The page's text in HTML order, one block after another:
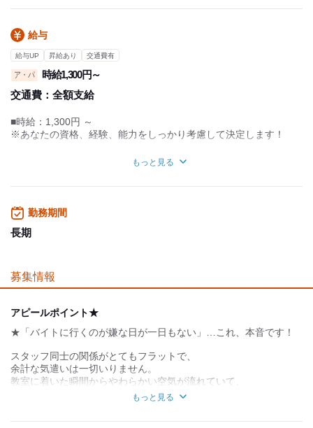
給与
給与UP 昇給あり 交通費有
ア・パ
時給1,300円～
交通費： 全額支給
■時給：1,300円 ～
※あなたの資格、経験、能力をしっかり考慮して決定します！
試用期間：なし
もっと見る
勤務期間
長期
募集情報
アピールポイント★
★「バイトに行くのが嫌な日が一日もない」…これ、本音です！
スタッフ同士の関係がとてもフラットで、
余計な気遣いは一切いりません。
教室に着いた瞬間からやわらかい空気が流れていて、
何気ないことで笑い合える仲間ばかり。
仕事を一人で抱え込むこともありません。
もっと見る